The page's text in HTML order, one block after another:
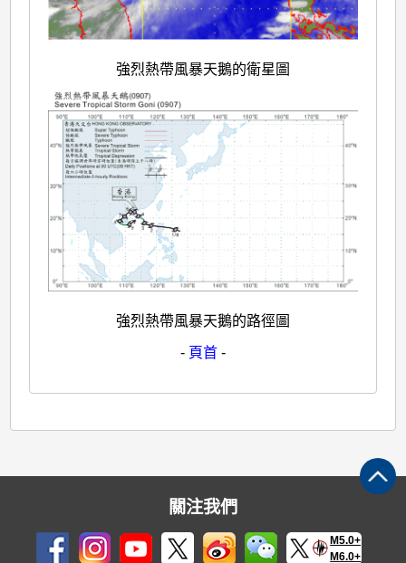
強烈熱帶風暴天鵝的衛星圖
強烈熱帶風暴天鵝的路徑圖
- 頁首 -
關注我們
M5.0+
M6.0+